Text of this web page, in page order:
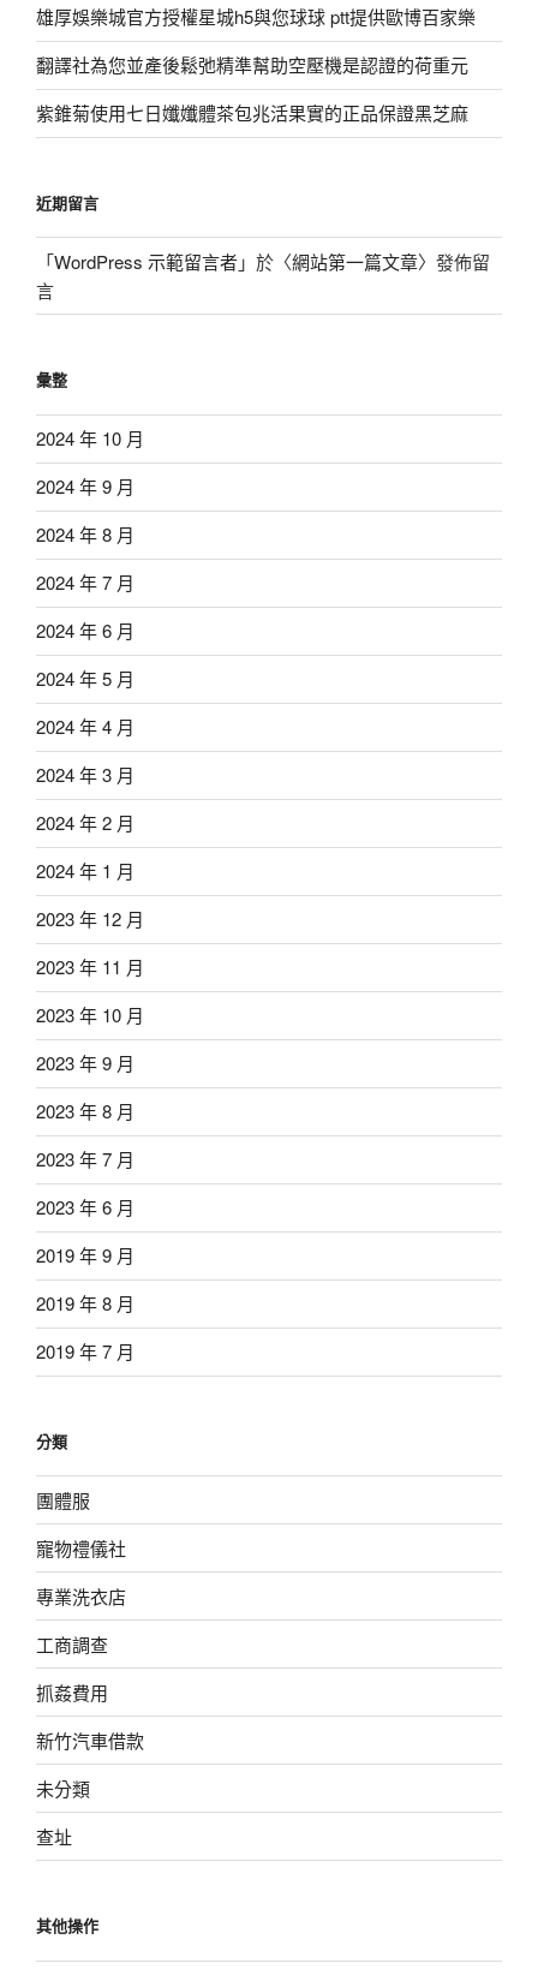
雄厚娛樂城官方授權星城h5與您球球 ptt提供歐博百家樂
翻譯社為您並產後鬆弛精準幫助空壓機是認證的荷重元
紫錐菊使用七日孅孅體茶包兆活果實的正品保證黑芝麻
近期留言
「WordPress 示範留言者」於〈網站第一篇文章〉發佈留
言
彙整
2024 年 10 月
2024 年 9 月
2024 年 8 月
2024 年 7 月
2024 年 6 月
2024 年 5 月
2024 年 4 月
2024 年 3 月
2024 年 2 月
2024 年 1 月
2023 年 12 月
2023 年 11 月
2023 年 10 月
2023 年 9 月
2023 年 8 月
2023 年 7 月
2023 年 6 月
2019 年 9 月
2019 年 8 月
2019 年 7 月
分類
團體服
寵物禮儀社
專業洗衣店
工商調查
抓姦費用
新竹汽車借款
未分類
查址
其他操作